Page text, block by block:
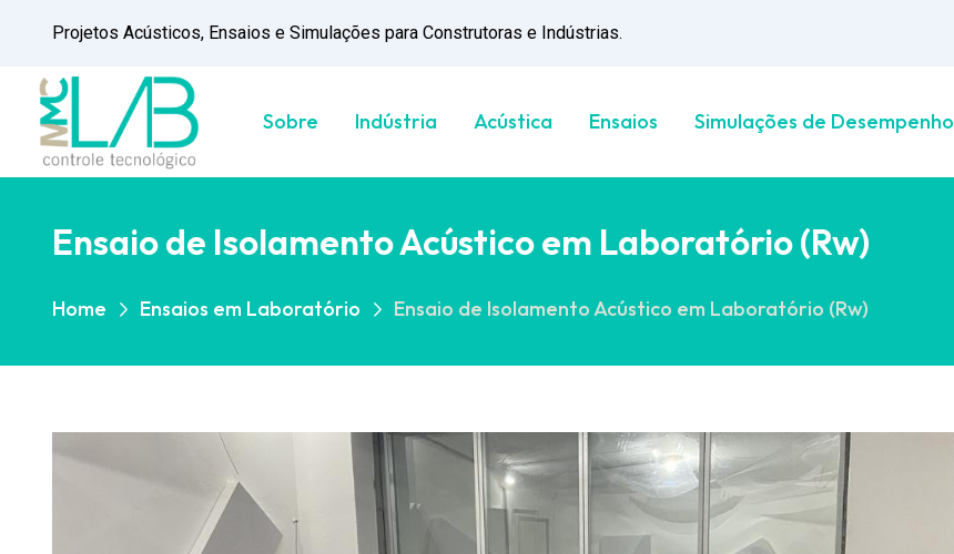
Projetos Acústicos, Ensaios e Simulações para Construtoras e Indústrias.
Sobre Indústria Acústica Ensaios Simulações de Desempenho
Ensaio de Isolamento Acústico em Laboratório (Rw)
Home Ensaios em Laboratório Ensaio de Isolamento Acústico em Laboratório (Rw)